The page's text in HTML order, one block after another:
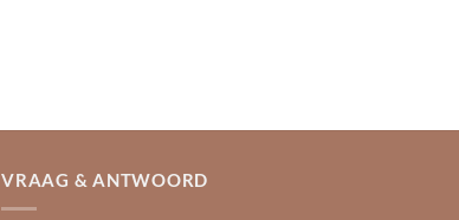
VRAAG & ANTWOORD